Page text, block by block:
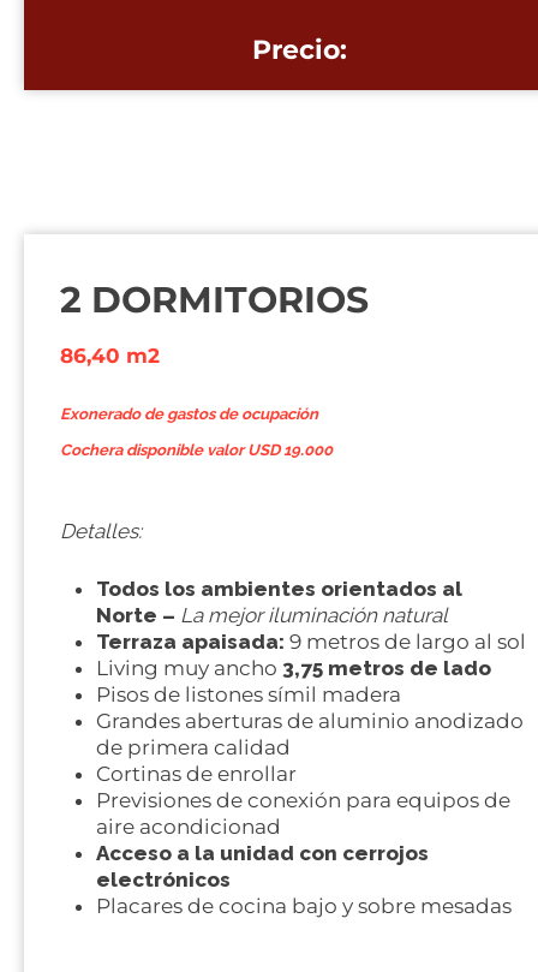
Precio:
2 DORMITORIOS
86,40 m2
Exonerado de gastos de ocupación
Cochera disponible valor USD 19.000
Detalles:
Todos los ambientes orientados al
Norte – La mejor iluminación natural
Terraza apaisada: 9 metros de largo al sol
Living muy ancho 3,75 metros de lado
Pisos de listones símil madera
Grandes aberturas de aluminio anodizado
de primera calidad
Cortinas de enrollar
Previsiones de conexión para equipos de
aire acondicionad
Acceso a la unidad con cerrojos
electrónicos
Placares de cocina bajo y sobre mesadas